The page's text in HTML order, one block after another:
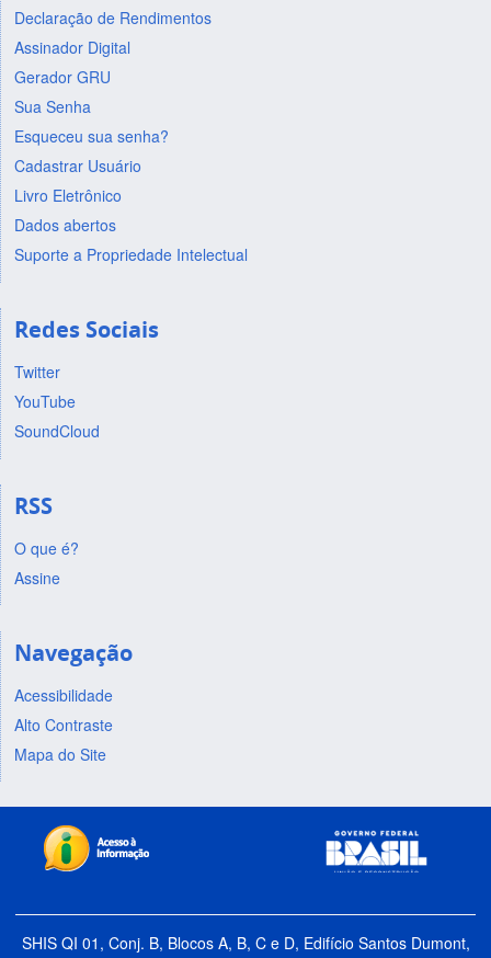
Declaração de Rendimentos
Assinador Digital
Gerador GRU
Sua Senha
Esqueceu sua senha?
Cadastrar Usuário
Livro Eletrônico
Dados abertos
Suporte a Propriedade Intelectual
Redes Sociais
Twitter
YouTube
SoundCloud
RSS
O que é?
Assine
Navegação
Acessibilidade
Alto Contraste
Mapa do Site
SHIS QI 01, Conj. B, Blocos A, B, C e D, Edifício Santos Dumont,